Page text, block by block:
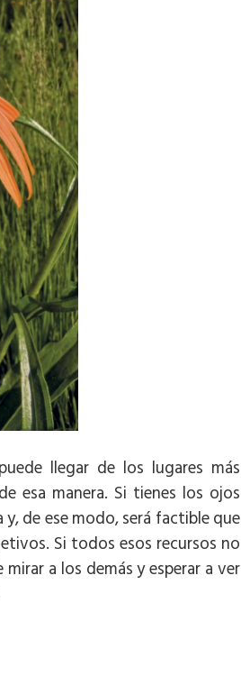
llegar de los lugares más
esa manera. Si tienes los ojos
de ese modo, será factible que
Si todos esos recursos no
a los demás y esperar a ver